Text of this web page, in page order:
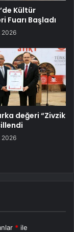
Kültür
Fuarı Başladı
2026
değeri “Zivzik
2026
* ile